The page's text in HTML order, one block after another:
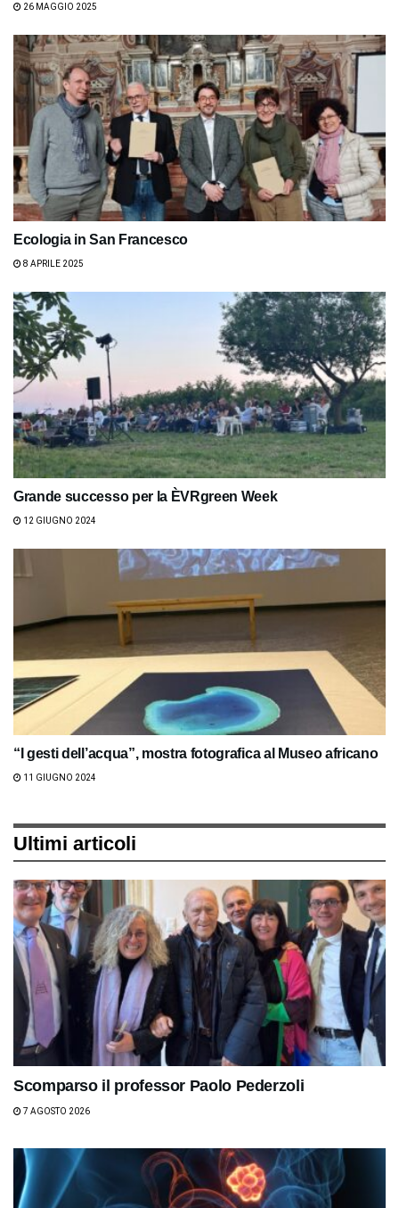
26 MAGGIO 2025
Ecologia in San Francesco
8 APRILE 2025
Grande successo per la ЀVRgreen Week
12 GIUGNO 2024
“I gesti dell’acqua”, mostra fotografica al Museo africano
11 GIUGNO 2024
Ultimi articoli
Scomparso il professor Paolo Pederzoli
7 AGOSTO 2026